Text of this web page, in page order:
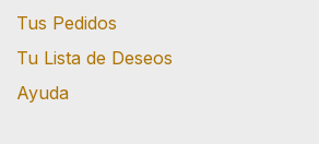
Tus Pedidos
Tu Lista de Deseos
Ayuda